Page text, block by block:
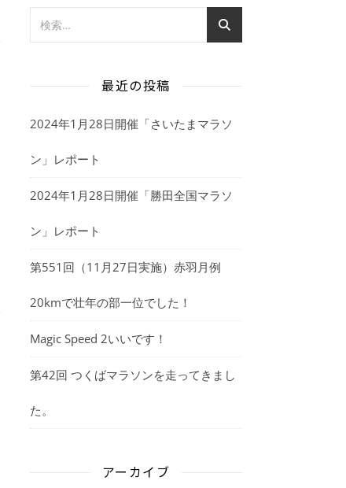
最近の投稿
2024年1月28日開催「さいたまマラソ
ン」レポート
2024年1月28日開催「勝田全国マラソ
ン」レポート
第551回（11月27日実施）赤羽月例
20kmで壮年の部一位でした！
Magic Speed 2いいです！
第42回 つくばマラソンを走ってきまし
た。
アーカイブ